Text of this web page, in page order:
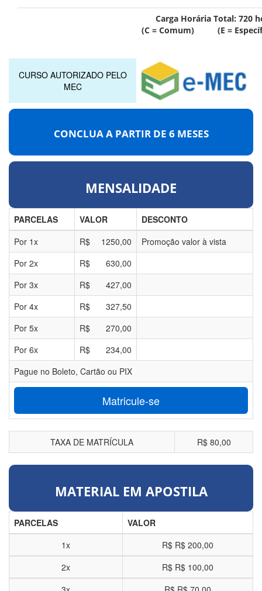
Carga Horária Total: 720
(C = Comum) (E =
CURSO AUTORIZADO PELO
MEC
CONCLUA A PARTIR DE 6 MESES
MENSALIDADE
PARCELAS VALOR
DESCONTO
Por 1x R$ 1250,00
Promoção valor à vista
Por 2x R$
630,00
Por 3x R$
427,00
Por 4x R$
327,50
Por 5x R$
270,00
Por 6x R$
234,00
Pague no Boleto, Cartão ou PIX
Matricule-se
TAXA DE MATRÍCULA R$ 80,00
MATERIAL EM APOSTILA
PARCELAS
VALOR
1x
R$ R$ 200,00
2x
R$ R$ 100,00